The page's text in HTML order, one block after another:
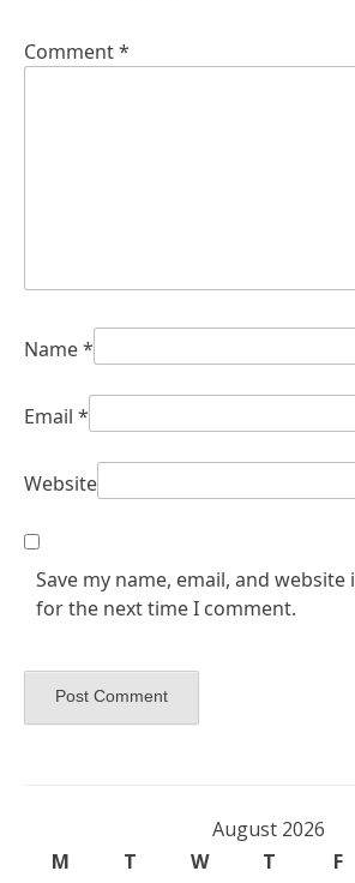
Comment*
Name*
Email *
Website
Save my name, email, and
for the next time I comment.
August 2026
M
T W T F